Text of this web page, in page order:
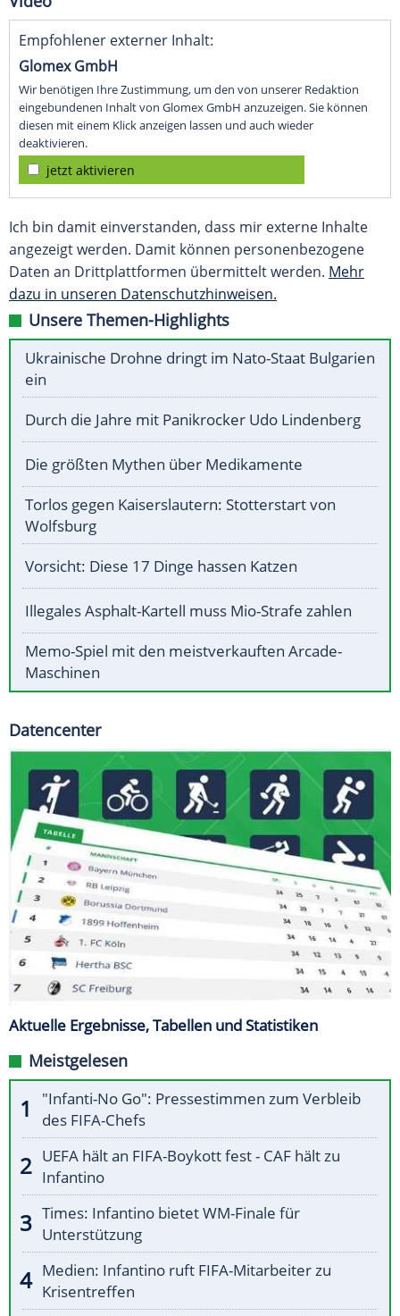
Empfohlener externer Inhalt:
Glomex GmbH
Wir benötigen Ihre Zustimmung, um den von unserer Redaktion
eingebundenen Inhalt von Glomex GmbH anzuzeigen. Sie können
diesen mit einem Klick anzeigen lassen und auch wieder
deaktivieren.
jetzt aktivieren
Ich bin damit einverstanden, dass mir externe Inhalte
angezeigt werden. Damit können personenbezogene
Daten an Drittplattformen übermittelt werden. Mehr
dazu in unseren Datenschutzhinweisen.
Unsere Themen-Highlights
Ukrainische Drohne dringt im Nato-Staat Bulgarien
ein
Durch die Jahre mit Panikrocker Udo Lindenberg
Die größten Mythen über Medikamente
Torlos gegen Kaiserslautern: Stotterstart von
Wolfsburg
Vorsicht: Diese 17 Dinge hassen Katzen
Illegales Asphalt-Kartell muss Mio-Strafe zahlen
Memo-Spiel mit den meistverkauften Arcade-
Maschinen
Datencenter
Aktuelle Ergebnisse, Tabellen und Statistiken
Meistgelesen
"Infanti-No Go": Pressestimmen zum Verbleib
des FIFA-Chefs
UEFA hält an FIFA-Boykott fest - CAF hält zu
Infantino
Times: Infantino bietet WM-Finale für
Unterstützung
Medien: Infantino ruft FIFA-Mitarbeiter zu
Krisentreffen